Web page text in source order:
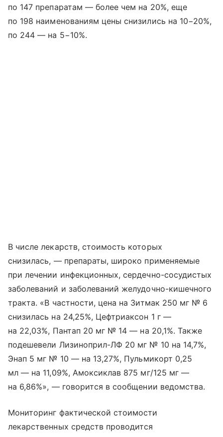
по 147 препаратам — более чем на 20%, еще
по 198 наименованиям цены снизились на 10−20%,
по 244 — на 5−10%.
В числе лекарств, стоимость которых
снизилась, — препараты, широко применяемые
при лечении инфекционных, сердечно-сосудистых
заболеваний и заболеваний желудочно-кишечного
тракта. «В частности, цена на Зитмак 250 мг № 6
снизилась на 24,25%, Цефтриаксон 1 г —
на 22,03%, Пантап 20 мг № 14 — на 20,1%. Также
подешевели Лизиноприл-ЛФ 20 мг № 10 на 14,7%,
Энап 5 мг № 10 — на 13,27%, Пульмикорт 0,25
мл — на 11,09%, Амоксиклав 875 мг/125 мг —
на 6,86%», — говорится в сообщении ведомства.
Мониторинг фактической стоимости
лекарственных средств проводится